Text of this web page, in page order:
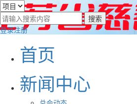
登录注册
首页
新闻中心